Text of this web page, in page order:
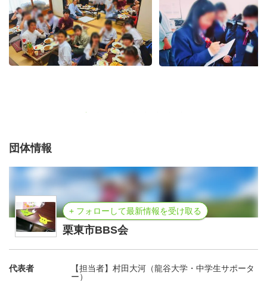
団体情報
+ フォローして最新情報を受け取る
栗東市BBS会
代表者
【担当者】村田大河（龍谷大学・中学生サポータ
ー）